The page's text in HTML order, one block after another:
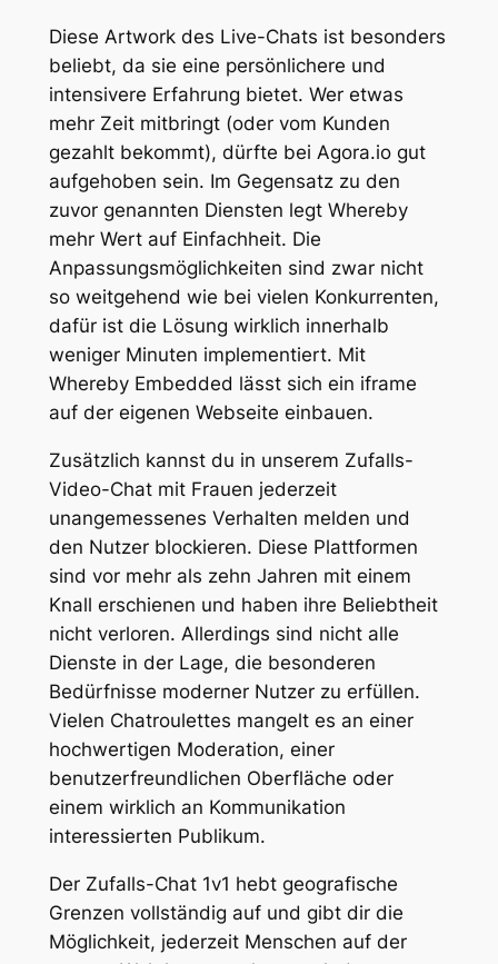
Diese Artwork des Live-Chats ist besonders
beliebt, da sie eine persönlichere und
intensivere Erfahrung bietet. Wer etwas
mehr Zeit mitbringt (oder vom Kunden
gezahlt bekommt), dürfte bei Agora.io gut
aufgehoben sein. Im Gegensatz zu den
zuvor genannten Diensten legt Whereby
mehr Wert auf Einfachheit. Die
Anpassungsmöglichkeiten sind zwar nicht
so weitgehend wie bei vielen Konkurrenten,
dafür ist die Lösung wirklich innerhalb
weniger Minuten implementiert. Mit
Whereby Embedded lässt sich ein iframe
auf der eigenen Webseite einbauen.
Zusätzlich kannst du in unserem Zufalls-
Video-Chat mit Frauen jederzeit
unangemessenes Verhalten melden und
den Nutzer blockieren. Diese Plattformen
sind vor mehr als zehn Jahren mit einem
Knall erschienen und haben ihre Beliebtheit
nicht verloren. Allerdings sind nicht alle
Dienste in der Lage, die besonderen
Bedürfnisse moderner Nutzer zu erfüllen.
Vielen Chatroulettes mangelt es an einer
hochwertigen Moderation, einer
benutzerfreundlichen Oberfläche oder
einem wirklich an Kommunikation
interessierten Publikum.
Der Zufalls-Chat 1v1 hebt geografische
Grenzen vollständig auf und gibt dir die
Möglichkeit, jederzeit Menschen auf der